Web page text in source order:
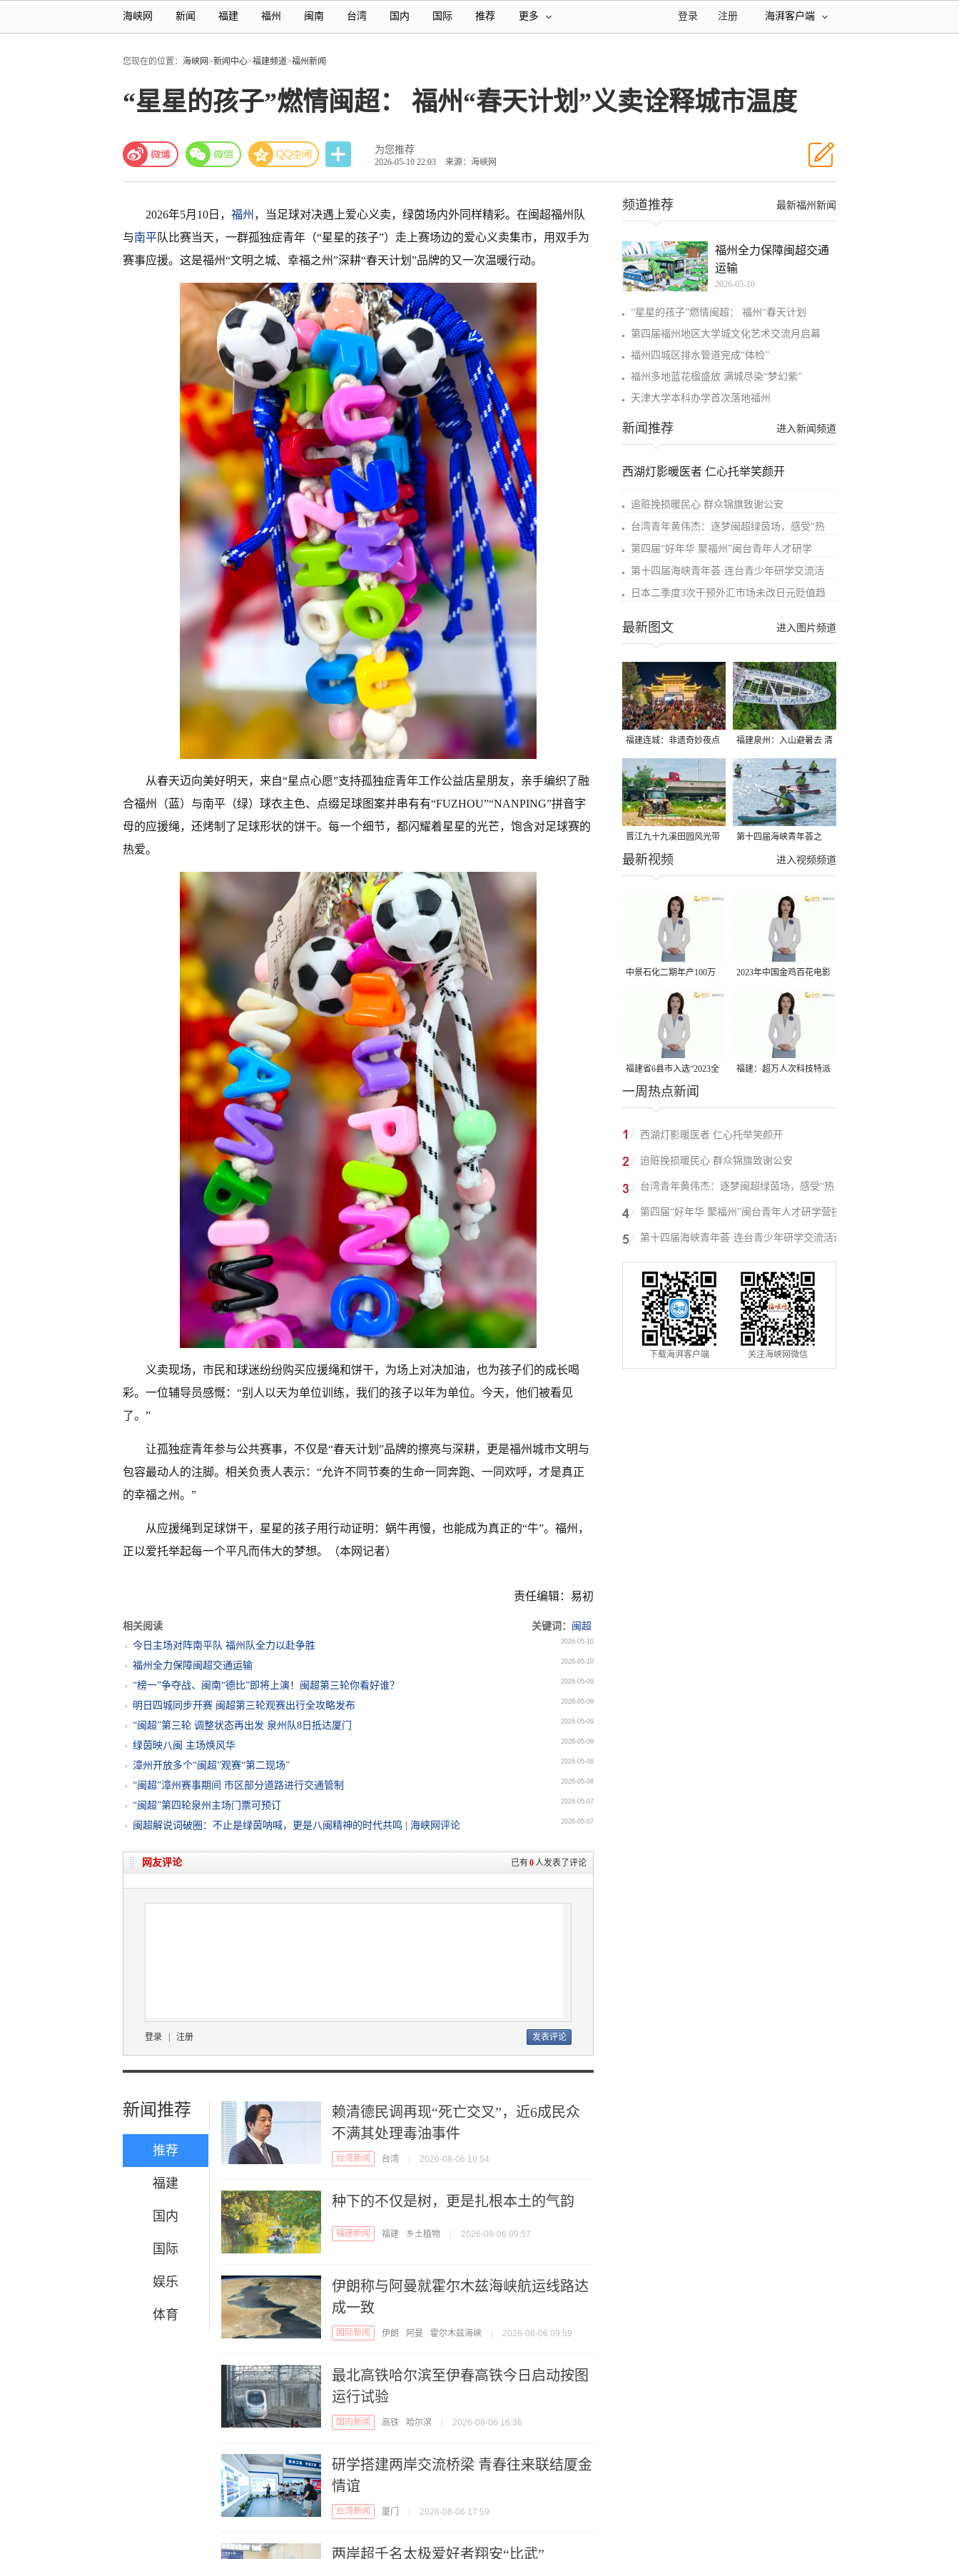
海峡网 新闻 福建 福州 闽南 台湾 国内 国际 推荐 更多 海湃客户端
注册
登录
您现在的位置： 海峡网>新闻中心>福建频道>福州新闻
“星星的孩子”燃情闽超： 福州“春天计划”义卖诠释城市温度
为您推荐
2026-05-10 22:03 来源：海峡网
2026年5月10日， 福州 ，当足球对决遇上爱心义卖，绿茵场内外同样精彩。在闽超福州队
与南平队比赛当天，一群孤独症青年（“星星的孩子”）走上赛场边的爱心义卖集市，用双手为
赛事应援。这是福州“文明之城、幸福之州”深耕“春天计划”品牌的又一次温暖行动。
从春天迈向美好明天，来自“星点心愿”支持孤独症青年工作公益店星朋友，亲手编织了融
合福州（蓝）与南平（绿）球衣主色、点缀足球图案并串有有“FUZHOU”“NANPING”拼音字
母的应援绳，还烤制了足球形状的饼干。每一个细节，都闪耀着星星的光芒，饱含对足球赛的
热爱。
义卖现场，市民和球迷纷纷购买应援绳和饼干，为场上对决加油，也为孩子们的成长喝
彩。一位辅导员感慨：“别人以天为单位训练，我们的孩子以年为单位。今天，他们被看见
了。”
让孤独症青年参与公共赛事，不仅是“春天计划”品牌的擦亮与深耕，更是福州城市文明与
包容最动人的注脚。相关负责人表示：“允许不同节奏的生命一同奔跑、一同欢呼，才是真正
的幸福之州。”
从应援绳到足球饼干，星星的孩子用行动证明：蜗牛再慢，也能成为真正的“牛”。福州，
正以爱托举起每一个平凡而伟大的梦想。（本网记者）
责任编辑：易初
相关阅读 关键词： 闽超
今日主场对阵南平队 福州队全力以赴争胜
2026-05-10
福州全力保障闽超交通运输 2026-05-10
“榜一”争夺战、闽南“德比”即将上演！闽超第三轮你看好谁？ 2026-05-09
明日四城同步开赛 闽超第三轮观赛出行全攻略发布 2026-05-09
“闽超”第三轮 调整状态再出发 泉州队8日抵达厦门 2026-05-09
绿茵映八闽 主场焕风华 2026-05-09
漳州开放多个“闽超”观赛“第二现场” 2026-05-08
“闽超”漳州赛事期间 市区部分道路进行交通管制 2026-05-08
“闽超”第四轮泉州主场门票可预订 2026-05-07
闽超解说词破圈：不止是绿茵呐喊，更是八闽精神的时代共鸣 | 海峡网评论 2026-05-07
已有0 人发表了评论
网友评论
登录 | 注册
新闻推荐
推荐
福建
国内
国际
娱乐
体育
赖清德民调再现“死亡交叉”，近6成民众
不满其处理毒油事件
台湾新闻 台湾 | 2026-08-06 10:54
种下的不仅是树，更是扎根本土的气韵
福建新闻 福建 乡土植物 | 2026-08-06 09:57
伊朗称与阿曼就霍尔木兹海峡航运线路达
成一致
国际新闻 伊朗 阿曼 霍尔木兹海峡 | 2026-08-06 09:59
最北高铁哈尔滨至伊春高铁今日启动按图
运行试验
国内新闻 高铁 哈尔滨 | 2026-08-06 16:36
研学搭建两岸交流桥梁 青春往来联结厦金
情谊
台湾新闻 厦门 | 2026-08-06 17:59
两岸超千名太极爱好者翔安“比武”
最新福州新闻
频道推荐
福州全力保障闽超交通
运输
2026-05-10
“星星的孩子”燃情闽超： 福州“春天计划
第四届福州地区大学城文化艺术交流月启幕
福州四城区排水管道完成“体检”
福州多地蓝花楹盛放 满城尽染“梦幻紫”
天津大学本科办学首次落地福州
进入新闻频道
新闻推荐
西湖灯影暖医者 仁心托举笑颜开
追赃挽损暖民心 群众锦旗致谢公安
台湾青年黄伟杰：逐梦闽超绿茵场，感受“热
第四届“好年华 聚福州”闽台青年人才研学
第十四届海峡青年荟·连台青少年研学交流活
日本二季度3次干预外汇市场未改日元贬值趋
进入图片频道
最新图文
福建连城：非遗奇妙夜点
亮夏夜
福建泉州：入山避暑去 清
凉好惬意
晋江九十九溪田园风光带
千亩早稻迎来成熟收割季
第十四届海峡青年荟之
2026榕台青年大学生水上
进入视频频道
最新视频
中景石化二期年产100万
吨丙烷脱氢项目建成中交
2023年中国金鸡百花电影
节有福电影巡展31日启动
福建省6县市入选“2023全
国县域发展潜力百强县”
福建：超万人次科技特派
一周热点新闻
西湖灯影暖医者 仁心托举笑颜开
追赃挽损暖民心 群众锦旗致谢公安
台湾青年黄伟杰：逐梦闽超绿茵场，感受“热
血”与温情
第四届“好年华 聚福州”闽台青年人才研学营技
术成果项目路演在榕举办
第十四届海峡青年荟·连台青少年研学交流活动
在福州启航
下载海湃客户端 关注海峡网微信